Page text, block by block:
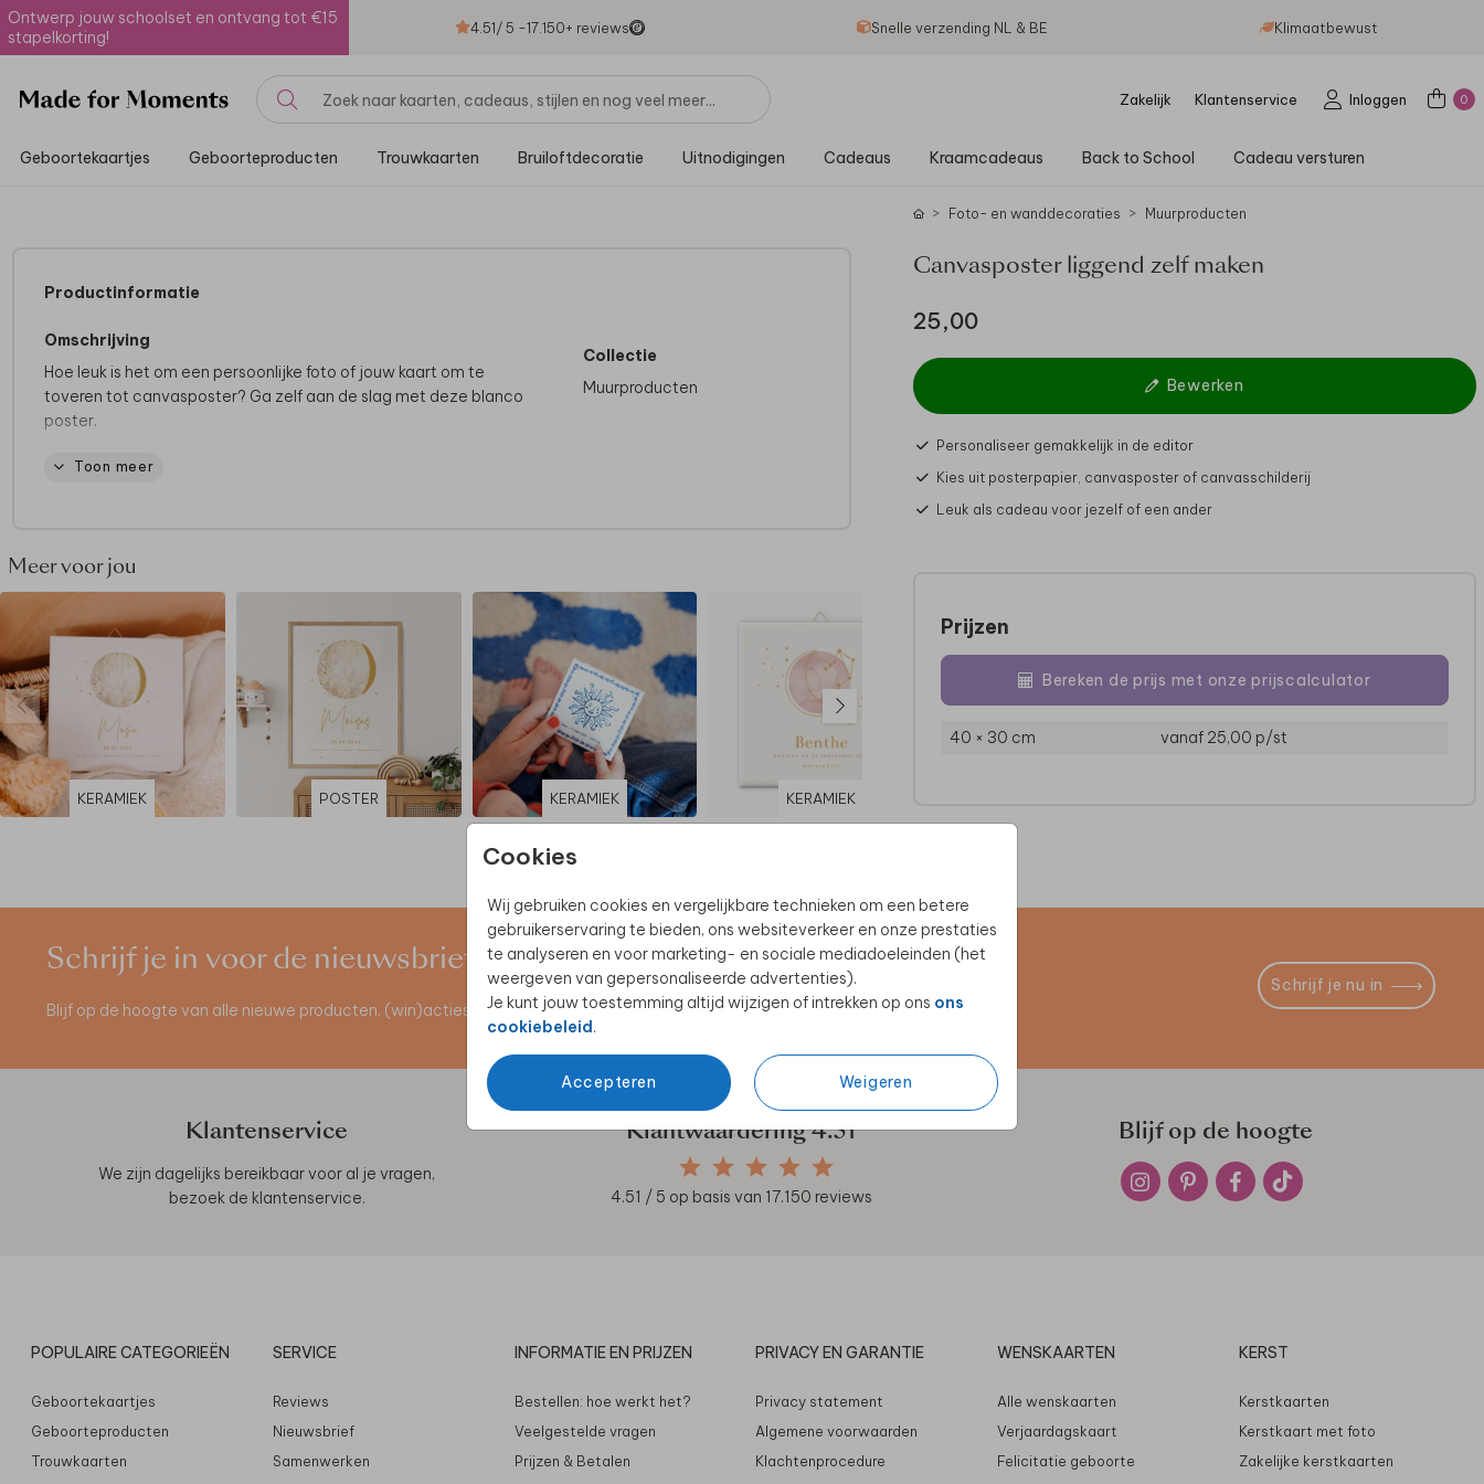
Ontwerp jouw schoolset en ontvang tot €15
stapelkorting!
4.51/ 5 -17.150+ reviews Snelle verzending NL & BE Klimaatbewust
Zakelijk Klantenservice Inloggen 0
Geboortekaartjes Geboorteproducten Trouwkaarten Bruiloftdecoratie Uitnodigingen Cadeaus Kraamcadeaus Back to School Cadeau versturen
Cookies
Wij gebruiken cookies en vergelijkbare technieken om een betere
gebruikerservaring te bieden, ons websiteverkeer en onze prestaties
te analyseren en voor marketing- en sociale mediadoeleinden (het
weergeven van gepersonaliseerde advertenties).
Je kunt jouw toestemming altijd wijzigen of intrekken op ons ons
cookiebeleid.
Accepteren Weigeren
Productinformatie
Omschrijving
Hoe leuk is het om een persoonlijke foto of jouw kaart om te
toveren tot canvasposter? Ga zelf aan de slag met deze blanco
poster.
De mooiste posters, super uniek:
• Formaat 40 x 30 cm
• Bestel gemakkelijk de donker bruine houten latjes er bij
• Latjes worden niet standaard meegeleverd
• Zonder foliedruk
Toon meer
Collectie
Muurproducten
Meer voor jou
KERAMIEK POSTER KERAMIEK KERAMIEK
Foto- en wanddecoraties Muurproducten
Canvasposter liggend zelf maken
25,00
Bewerken
Personaliseer gemakkelijk in de editor
Kies uit posterpapier, canvasposter of canvasschilderij
Leuk als cadeau voor jezelf of een ander
Prijzen
Bereken de prijs met onze prijscalculator
40 × 30 cm vanaf 25,00 p/st
Schrijf je in voor de nieuwsbrief
Blijf op de hoogte van alle nieuwe producten, (win)acties en unieke samenwerkingen!
Schrijf je nu in
Klantenservice
We zijn dagelijks bereikbaar voor al je vragen,
bezoek de klantenservice.
Klantwaardering4.51
4.51 / 5 op basis van 17.150 reviews
Blijf op de hoogte
POPULAIRE CATEGORIEËN
Geboortekaartjes
Geboorteproducten
Trouwkaarten
SERVICE
Reviews
Nieuwsbrief
Samenwerken
INFORMATIE EN PRIJZEN
Bestellen: hoe werkt het?
Veelgestelde vragen
Prijzen & Betalen
PRIVACY EN GARANTIE
Privacy statement
Algemene voorwaarden
Klachtenprocedure
WENSKAARTEN
Alle wenskaarten
Verjaardagskaart
Felicitatie geboorte
KERST
Kerstkaarten
Kerstkaart met foto
Zakelijke kerstkaarten